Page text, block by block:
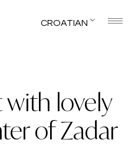
CROATIAN
lovely
of Zadar